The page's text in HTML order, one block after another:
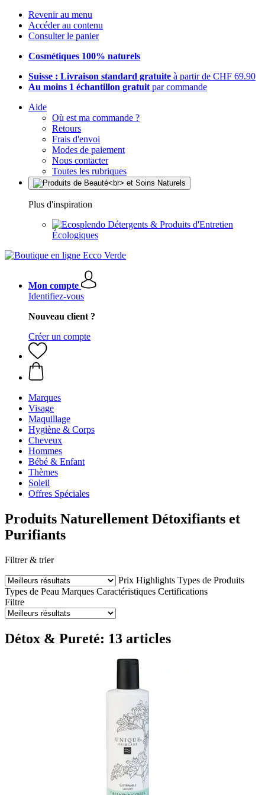
Revenir au menu
Accéder au contenu
Consulter le panier
Cosmétiques 100% naturels
Suisse : Livraison standard gratuite à partir de CHF 69.90
Au moins 1 échantillon gratuit par commande
Aide
Où est ma commande ?
Retours
Frais d'envoi
Modes de paiement
Nous contacter
Toutes les rubriques
Plus d'inspiration
Détergents & Produits d'Entretien
Écologiques
Mon compte
Identifiez-vous
Nouveau client ?
Créer un compte
Marques
Visage
Maquillage
Hygiène & Corps
Cheveux
Hommes
Bébé & Enfant
Thèmes
Soleil
Offres Spéciales
Produits Naturellement Détoxifiants et
Purifiants
Filtrer & trier
Prix Highlights Types de Produits
Types de Peau Marques Caractéristiques Certifications
Filtre
Détox & Pureté: 13 articles